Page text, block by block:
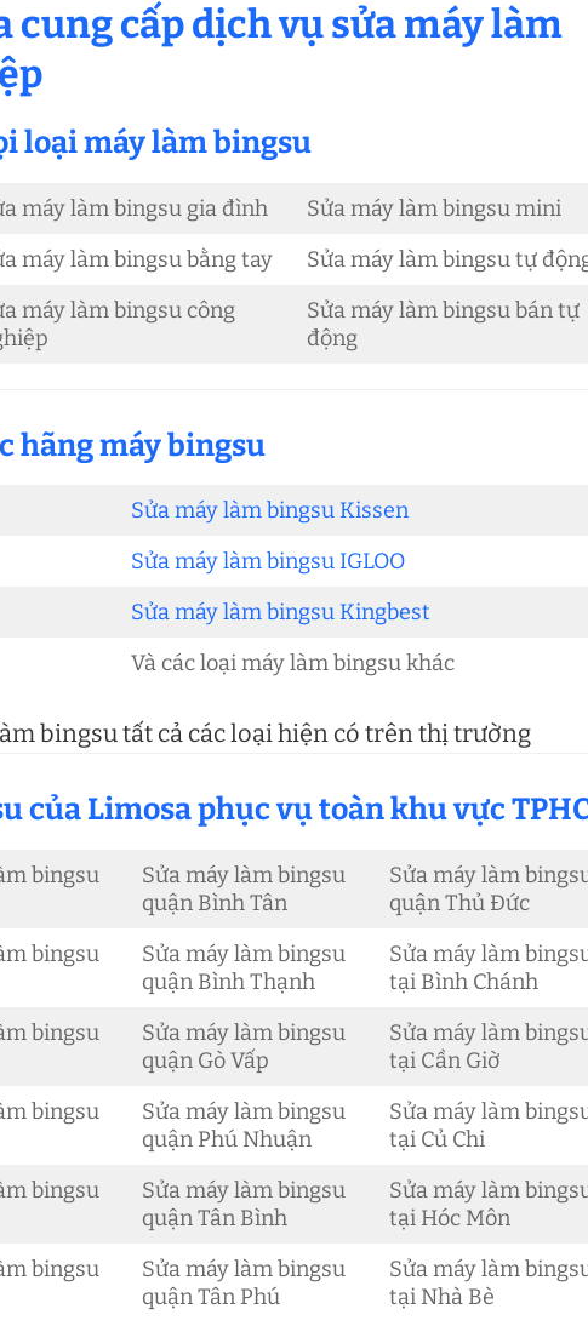
cung cấp dịch vụ sửa máy làm
loại máy làm bingsu
máy làm bingsu gia đình
Sửa máy làm bingsu mini
máy làm bingsu bằng tay Sửa máy làm bingsu tự
máy làm bingsu công
Sửa máy làm bingsu bán tự
động
hãng máy bingsu
Sửa máy làm bingsu Kissen
Sửa máy làm bingsu IGLOO
Sửa máy làm bingsu Kingbest
Và các loại máy làm bingsu khác
bingsu tất cả các loại hiện có trên thị trường
của Limosa phục vụ toàn khu vực
bingsu
Sửa máy làm bingsu
quận Bình Tân
Sửa máy làm
quận Thủ Đức
bingsu
Sửa máy làm bingsu
quận Bình Thạnh
Sửa máy làm
tại Bình Chánh
bingsu
Sửa máy làm bingsu
quận Gò Vấp
Sửa máy làm
tại Cần Giờ
bingsu
Sửa máy làm bingsu
quận Phú Nhuận
Sửa máy làm
tại Củ Chi
bingsu
Sửa máy làm bingsu
quận Tân Bình
Sửa máy làm
tại Hóc Môn
bingsu
Sửa máy làm bingsu
quận Tân Phú
Sửa máy làm
tại Nhà Bè